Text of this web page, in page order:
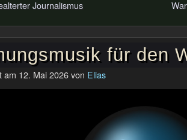
Journalismus
für den
am 12. Mai 2026von Elias